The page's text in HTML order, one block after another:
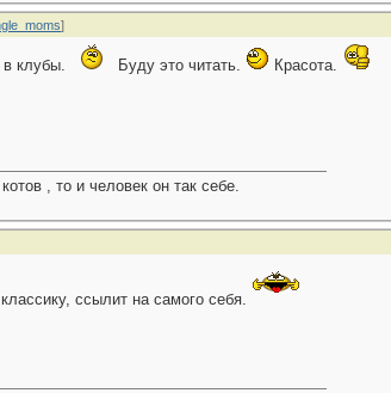
]
клубы. Буду это читать. Красота.
, то и человек он так себе.
ссылит на самого себя.